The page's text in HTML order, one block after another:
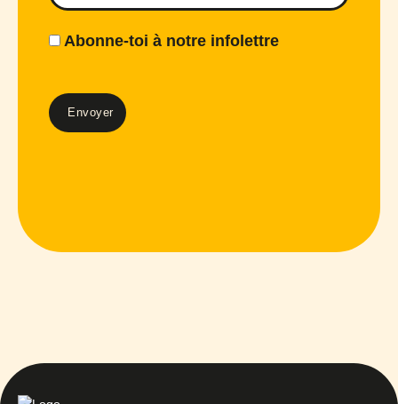
Abonne-toi à notre infolettre